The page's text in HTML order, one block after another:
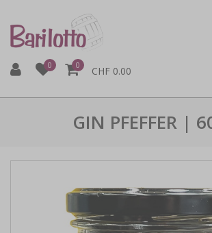
0 0 CHF 0.00
GIN PFEFFER |